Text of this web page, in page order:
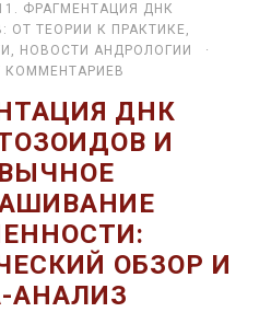
ФРАГМЕНТАЦИЯ ДНК
ОТ ТЕОРИИ К ПРАКТИКЕ ,
, НОВОСТИ АНДРОЛОГИИ
·
КОММЕНТАРИЕВ
ДНК
И
ОБЗОР И
АНАЛИЗ